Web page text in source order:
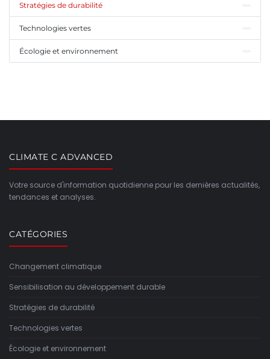
Stratégies de durabilité
Technologies vertes
Écologie et environnement
CLIMATE C ADVANCED
Votre source d'information quotidienne pour les dernières actualités,
tendances et analyses.
CATÉGORIES
Changement climatique
Sensibilisation au développement durable
Stratégies de durabilité
Technologies vertes
Écologie et environnement